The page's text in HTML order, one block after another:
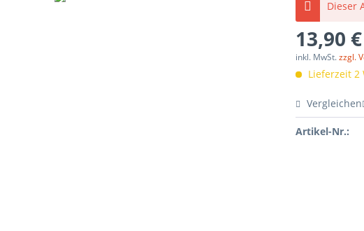
Dieser
13,90
inkl. MwSt.zzgl.
Lieferzeit 2
Vergleichen
Artikel-Nr.: